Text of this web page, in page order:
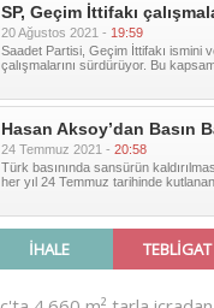
SP, Geçim İttifakı
20 Ağustos 2021 - 19:59
Saadet Partisi, Geçim İttifakı ismini
çalışmalarını sürdürüyor. Bu
Hasan Aksoy’dan Basın
24 Temmuz 2021 - 20:58
Türk basınında sansürün
her yıl 24 Temmuz tarihinde kutlanan